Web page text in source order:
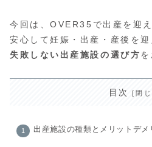
今回は、OVER35で出産を迎
安心して妊娠・出産・産後を
失敗しない出産施設の選び方
目次
出産施設の種類とメリットデメ